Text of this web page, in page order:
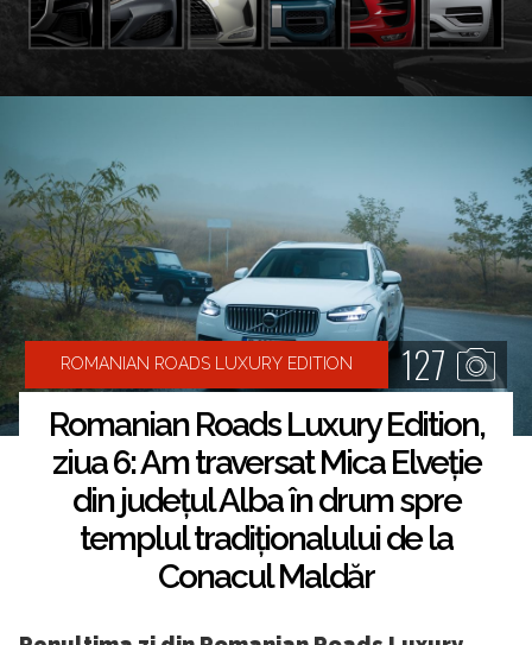
ROMANIAN ROADS LUXURY EDITION 127
Romanian Roads Luxury Edition,
ziua 6: Am traversat Mica Elveție
din județul Alba în drum spre
templul tradiționalului de la
Conacul Maldăr